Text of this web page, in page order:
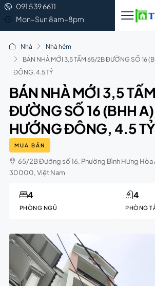
091 539 6611
Mon–Sun 8am–8pm
Nhà
Nhà hẻm
BÁN NHÀ MỚI 3,5 TẤM 65/2B ĐƯỜNG SỐ 16
ĐÔNG, 4.5 TỶ
BÁN NHÀ MỚI 3,5
ĐƯỜNG SỐ 16 (BHH
HƯỚNG ĐÔNG, 4.5 TỶ
MUA BÁN
65/2B Đường số 16, Phường Bình Hưng Hòa
30000, Việt Nam
PHÒNG NGỦ
4
PHÒNG
4